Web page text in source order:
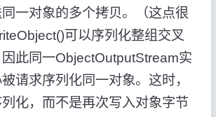
一对象的多个拷贝。（这点很
可以序列化整组交叉
此同一ObjectOutputStream实
请求序列化同一对象。这时，
化，而不是再次写入对象字节